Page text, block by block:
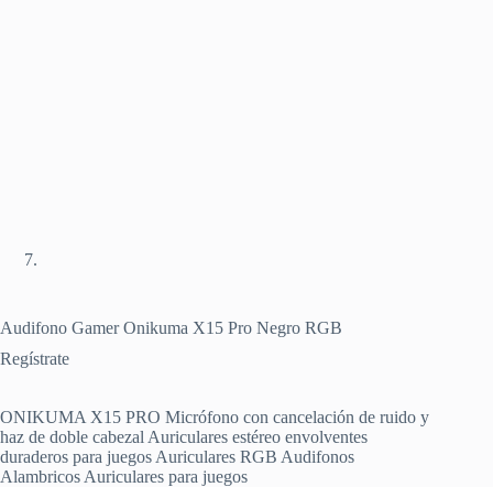
Audifono Gamer Onikuma X15 Pro Negro RGB
Regístrate
ONIKUMA X15 PRO Micrófono con cancelación de ruido y
haz de doble cabezal Auriculares estéreo envolventes
duraderos para juegos Auriculares RGB Audifonos
Alambricos Auriculares para juegos